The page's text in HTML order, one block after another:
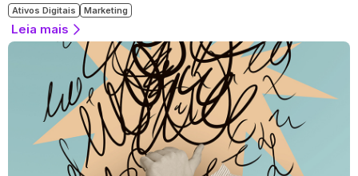
Ativos Digitais Marketing
Leia mais